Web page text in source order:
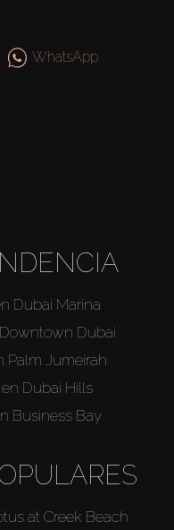
WhatsApp
Dubai Marina
Dubai
Palm Jumeirah
Dubai Hills
Business Bay
at Creek Beach